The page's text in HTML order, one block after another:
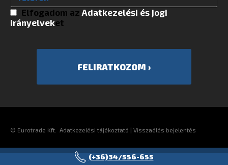
Elfogadom az Adatkezelési és jogi
irányelveket
© Eurotrade Kft. Adatkezelési tájékoztató | Visszaélés bejelentés
(+36)34/556-655